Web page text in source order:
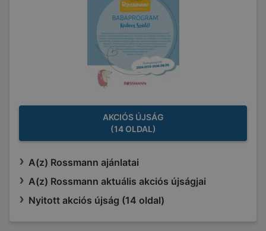
AKCIÓS ÚJSÁG
(14 OLDAL)
A(z) Rossmann ajánlatai
A(z) Rossmann aktuális akciós újságjai
Nyitott akciós újság (14 oldal)